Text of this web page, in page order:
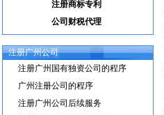
注册商标专利
公司财税代理
注册广州公司
注册广州国有独资公司的程序
广州注册公司的程序
注册广州公司后续服务